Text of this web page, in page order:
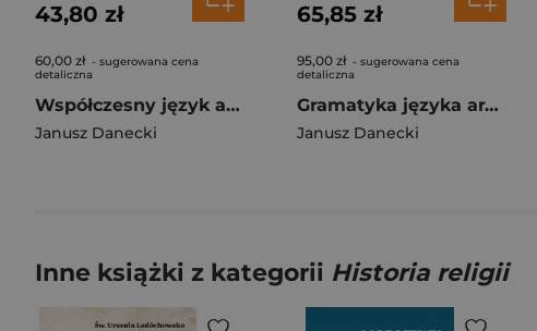
43,80 zł
60,00 zł - sugerowana cena
detaliczna
Współczesny język arabski i jego dialekty
Janusz Danecki
65,85 zł
95,00 zł - sugerowana cena
detaliczna
Gramatyka języka arabskiego T.1
Janusz Danecki
Inne książki z kategorii Historia religii